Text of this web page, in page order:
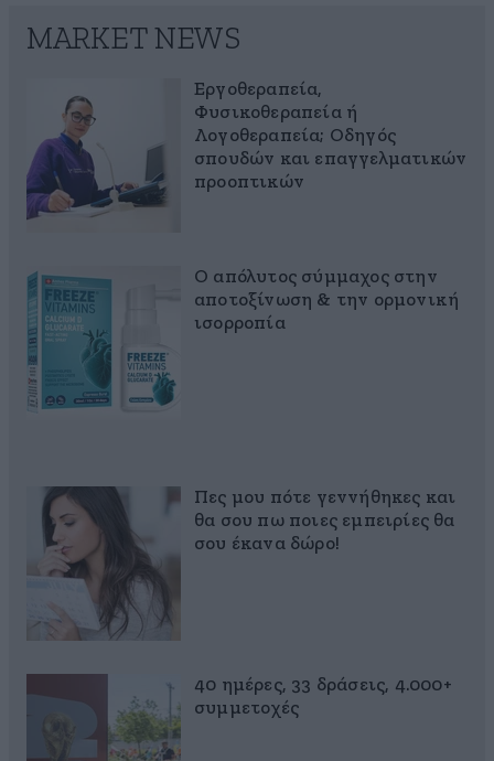
MARKET NEWS
Εργοθεραπεία,
Φυσικοθεραπεία ή
Λογοθεραπεία; Οδηγός
σπουδών και επαγγελματικών
προοπτικών
Ο απόλυτος σύμμαχος στην
αποτοξίνωση & την ορμονική
ισορροπία
Πες μου πότε γεννήθηκες και
θα σου πω ποιες εμπειρίες θα
σου έκανα δώρο!
40 ημέρες, 33 δράσεις, 4.000+
συμμετοχές